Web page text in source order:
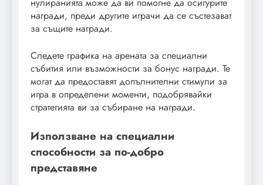
награди, преди другите играчи да се състезават
за същите награди.
Следете графика на арената за специални
събития или възможности за бонус награди. Те
могат да предоставят допълнителни стимули за
игра в определени моменти, подобрявайки
стратегията ви за събиране на награди.
Използване на специални
способности за по-добро
представяне